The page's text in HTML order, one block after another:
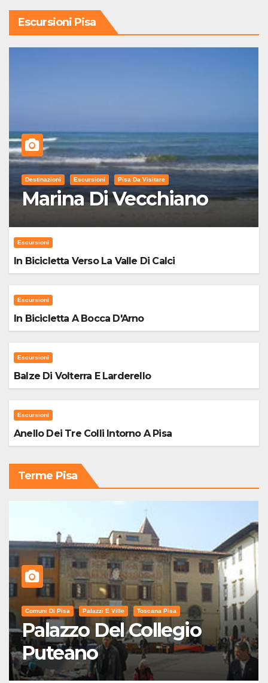
Escursioni Pisa
Destinazioni Escursioni Pisa Da Visitare
Marina Di Vecchiano
Escursioni
In Bicicletta Verso La Valle Di Calci
Escursioni
In Bicicletta A Bocca D'Arno
Escursioni
Balze Di Volterra E Larderello
Escursioni
Anello Dei Tre Colli Intorno A Pisa
Terme Pisa
Comuni Di Pisa Palazzi E Ville Toscana Pisa
Palazzo Del Collegio
Puteano